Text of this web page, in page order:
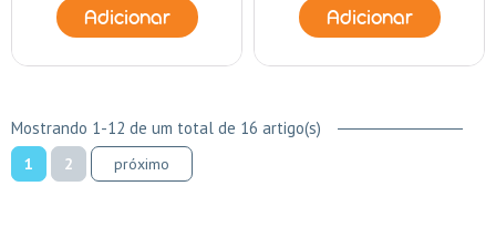
Adicionar Adicionar
Mostrando 1-12 de um total de 16 artigo(s)
1 2 próximo